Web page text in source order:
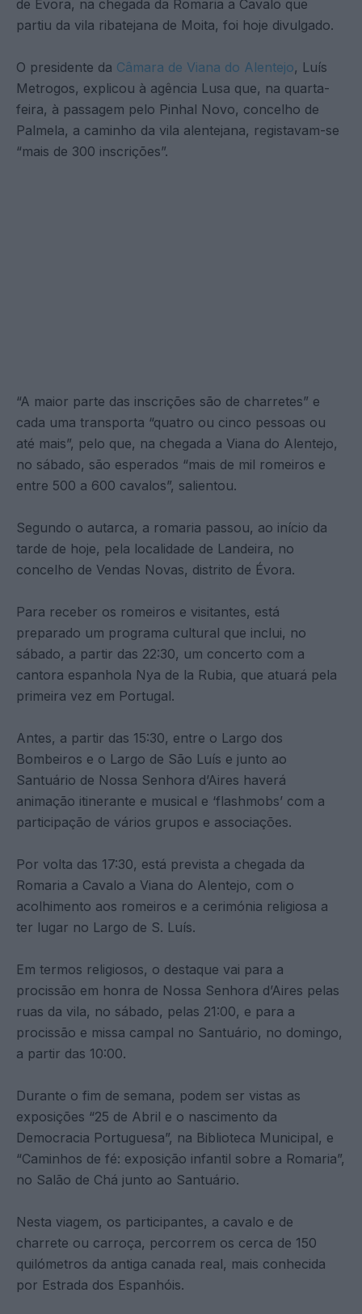
de Évora, na chegada da Romaria a Cavalo que
partiu da vila ribatejana de Moita, foi hoje divulgado.
O presidente da Câmara de Viana do Alentejo, Luís
Metrogos, explicou à agência Lusa que, na quarta-
feira, à passagem pelo Pinhal Novo, concelho de
Palmela, a caminho da vila alentejana, registavam-se
“mais de 300 inscrições”.
“A maior parte das inscrições são de charretes” e
cada uma transporta “quatro ou cinco pessoas ou
até mais”, pelo que, na chegada a Viana do Alentejo,
no sábado, são esperados “mais de mil romeiros e
entre 500 a 600 cavalos”, salientou.
Segundo o autarca, a romaria passou, ao início da
tarde de hoje, pela localidade de Landeira, no
concelho de Vendas Novas, distrito de Évora.
Para receber os romeiros e visitantes, está
preparado um programa cultural que inclui, no
sábado, a partir das 22:30, um concerto com a
cantora espanhola Nya de la Rubia, que atuará pela
primeira vez em Portugal.
Antes, a partir das 15:30, entre o Largo dos
Bombeiros e o Largo de São Luís e junto ao
Santuário de Nossa Senhora d’Aires haverá
animação itinerante e musical e ‘flashmobs’ com a
participação de vários grupos e associações.
Por volta das 17:30, está prevista a chegada da
Romaria a Cavalo a Viana do Alentejo, com o
acolhimento aos romeiros e a cerimónia religiosa a
ter lugar no Largo de S. Luís.
Em termos religiosos, o destaque vai para a
procissão em honra de Nossa Senhora d’Aires pelas
ruas da vila, no sábado, pelas 21:00, e para a
procissão e missa campal no Santuário, no domingo,
a partir das 10:00.
Durante o fim de semana, podem ser vistas as
exposições “25 de Abril e o nascimento da
Democracia Portuguesa”, na Biblioteca Municipal, e
“Caminhos de fé: exposição infantil sobre a Romaria”,
no Salão de Chá junto ao Santuário.
Nesta viagem, os participantes, a cavalo e de
charrete ou carroça, percorrem os cerca de 150
quilómetros da antiga canada real, mais conhecida
por Estrada dos Espanhóis.